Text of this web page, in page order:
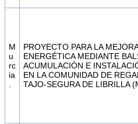
M
u
rc
ia
.
PROYECTO PARA LA
ENERGÉTICA MEDIANTE
ACUMULACIÓN E
EN LA COMUNIDAD DE
TAJO-SEGURA DE LIBRILLA